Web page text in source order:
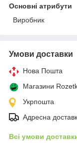
Основні атрибути
Виробник
Умови доставки
Нова Пошта
Магазини
Укрпошта
Адресна
Всі умови